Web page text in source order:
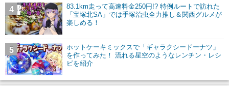
83.1km走って高速料金250円!? 特例ルートで訪れた
「宝塚北SA」では手塚治虫全力推し＆関西グルメが
楽しめる！
4
ホットケーキミックスで「ギャラクシードーナツ」
を作ってみた！ 流れる星空のようなレンチン・レシ
ピを紹介
5